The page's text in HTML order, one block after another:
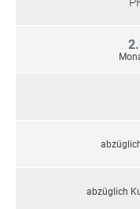
abzüglich